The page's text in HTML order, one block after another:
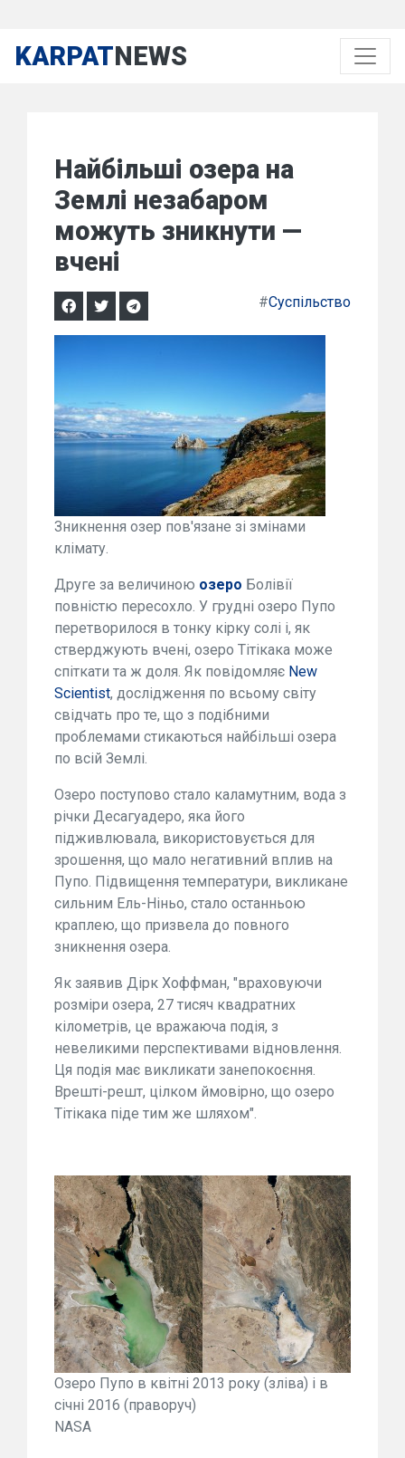
KARPATNEWS
Найбільші озера на
Землі незабаром
можуть зникнути —
вчені
#Суспільство
Зникнення озер пов'язане зі змінами
клімату.
Друге за величиною озеро Болівії
повністю пересохло. У грудні озеро Пупо
перетворилося в тонку кірку солі і, як
стверджують вчені, озеро Тітікака може
спіткати та ж доля. Як повідомляє New
Scientist, дослідження по всьому світу
свідчать про те, що з подібними
проблемами стикаються найбільші озера
по всій Землі.
Озеро поступово стало каламутним, вода з
річки Десагуадеро, яка його
підживлювала, використовується для
зрошення, що мало негативний вплив на
Пупо. Підвищення температури, викликане
сильним Ель-Ніньо, стало останньою
краплею, що призвела до повного
зникнення озера.
Як заявив Дірк Хоффман, "враховуючи
розміри озера, 27 тисяч квадратних
кілометрів, це вражаюча подія, з
невеликими перспективами відновлення.
Ця подія має викликати занепокоєння.
Врешті-решт, цілком ймовірно, що озеро
Тітікака піде тим же шляхом".
Озеро Пупо в квітні 2013 року (зліва) і в
січні 2016 (праворуч)
NASA